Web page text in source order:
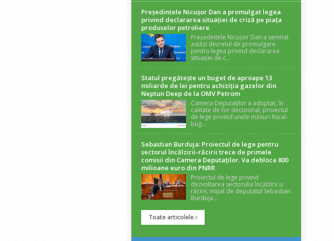
Președintele Nicuşor Dan a promulgat legea
privind declararea situaţiei de criză pe piaţa
produselor petroliere
Președintele Nicușor Dan a semnat
astăzi decretul de promulgare
pentru legea privind declararea
situației de c...
Statul pregătește un buget de aproape 13
miliarde de lei pentru achiziția gazelor din
Neptun Deep de la OMV Petrom
Camera Deputaților a adoptat, în
calitate de for decizional, proiectul
de lege privind unele măsuri fiscal-
bug...
Sebastian Burduja: Proiectul de lege pentru
sectorul încălzirii-răcirii trece de primele
comisii din Camera Deputaților. Va debloca 800
milioane euro din PNRR
Proiectul de lege privind
dezvoltarea sectorului încălzirii și
răcirii, inițiat de deputatul Sebastian
Burduja...
Toate articolele